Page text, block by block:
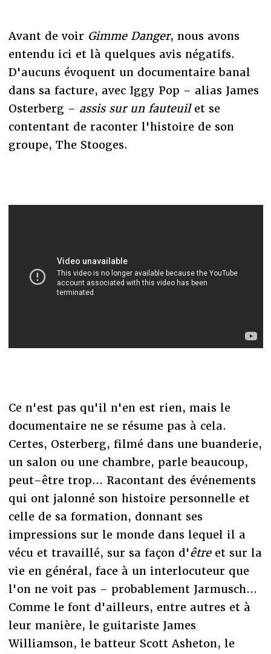
Avant de voir Gimme Danger, nous avons
entendu ici et là quelques avis négatifs.
D'aucuns évoquent un documentaire banal
dans sa facture, avec Iggy Pop – alias James
Osterberg – assis sur un fauteuilet se
contentant de raconter l'histoire de son
groupe, The Stooges.
Ce n'est pas qu'il n'en est rien, mais le
documentaire ne se résume pas à cela.
Certes, Osterberg, filmé dans une buanderie,
un salon ou une chambre, parle beaucoup,
peut–être trop... Racontant des événements
qui ont jalonné son histoire personnelle et
celle de sa formation, donnant ses
impressions sur le monde dans lequel il a
vécu et travaillé, sur sa façon d'êtreet sur la
vie en général, face à un interlocuteur que
l'on ne voit pas – probablement Jarmusch...
Comme le font d'ailleurs, entre autres et à
leur manière, le guitariste James
Williamson, le batteur Scott Asheton, le